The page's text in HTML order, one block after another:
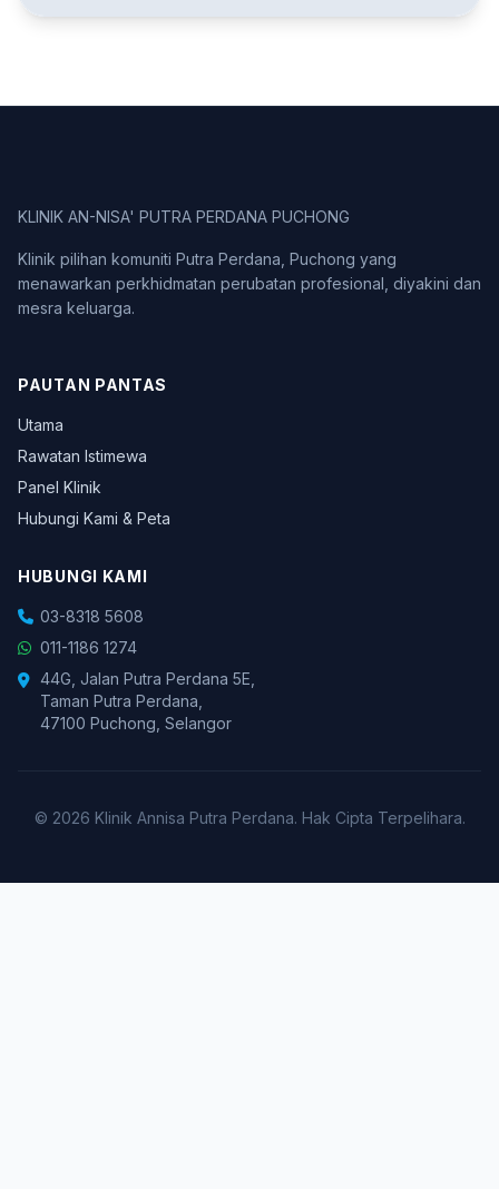
KLINIK AN-NISA' PUTRA PERDANA PUCHONG
Klinik pilihan komuniti Putra Perdana, Puchong yang
menawarkan perkhidmatan perubatan profesional, diyakini dan
mesra keluarga.
PAUTAN PANTAS
Utama
Rawatan Istimewa
Panel Klinik
Hubungi Kami & Peta
HUBUNGI KAMI
03-8318 5608
011-1186 1274
44G, Jalan Putra Perdana 5E,
Taman Putra Perdana,
47100 Puchong, Selangor
© 2026 Klinik Annisa Putra Perdana. Hak Cipta Terpelihara.